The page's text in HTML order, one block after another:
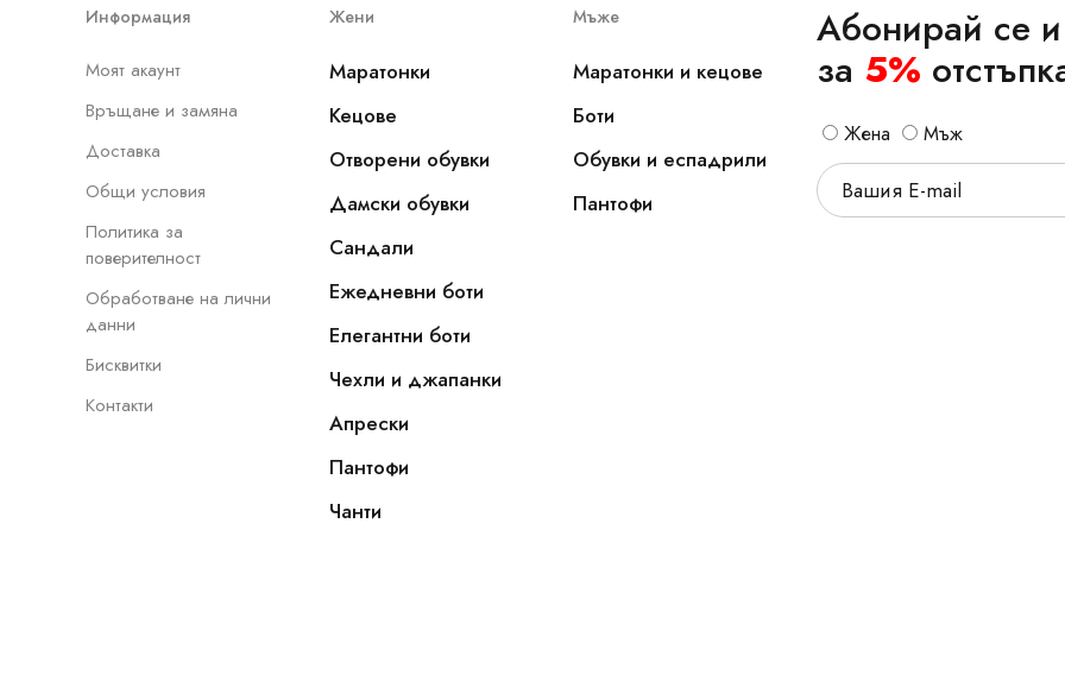
Информация
Моят акаунт
Връщане и замяна
Доставка
Общи условия
Политика за
поверителност
Обработване на лични
данни
Бисквитки
Контакти
Жени
Маратонки
Кецове
Отворени обувки
Дамски обувки
Сандали
Ежедневни боти
Елегантни боти
Чехли и джапанки
Апрески
Пантофи
Чанти
Мъже
Маратонки и кецове
Боти
Обувки и еспадрили
Пантофи
Абонирай се
за 5%
Жена Мъж